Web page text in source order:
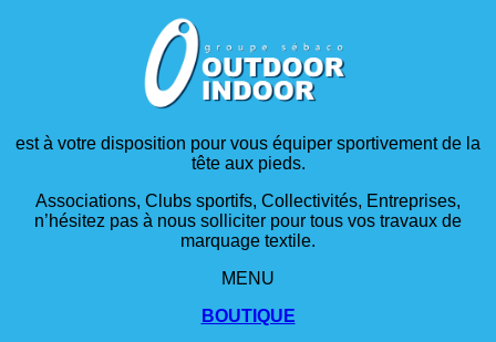
est à votre disposition pour vous équiper sportivement de la
tête aux pieds.
Associations, Clubs sportifs, Collectivités, Entreprises,
n’hésitez pas à nous solliciter pour tous vos travaux de
marquage textile.
MENU
BOUTIQUE